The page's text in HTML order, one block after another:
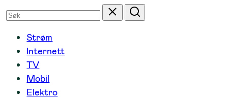
Søk
etter
Tilbakestill
Søk
Strøm
Internett
TV
Mobil
Elektro